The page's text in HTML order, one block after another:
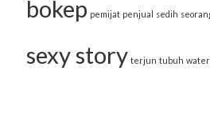
bokep pemijat penjual sedih
sexy story terjun tubuh